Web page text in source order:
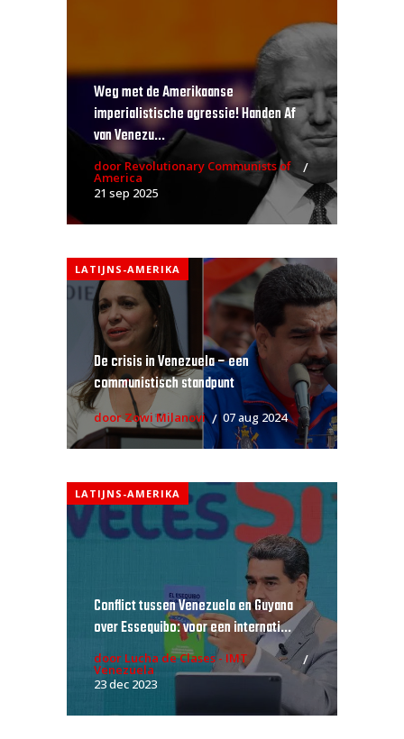
Weg met de Amerikaanse
imperialistische agressie! Handen Af
van Venezu...
door Revolutionary Communists of
America
21 sep 2025
LATIJNS-AMERIKA
De crisis in Venezuela – een
communistisch standpunt
door Zowi Milanovi 07 aug 2024
LATIJNS-AMERIKA
Conflict tussen Venezuela en Guyana
over Essequibo: voor een internati...
door Lucha de Clases - IMT
Venezuela
23 dec 2023